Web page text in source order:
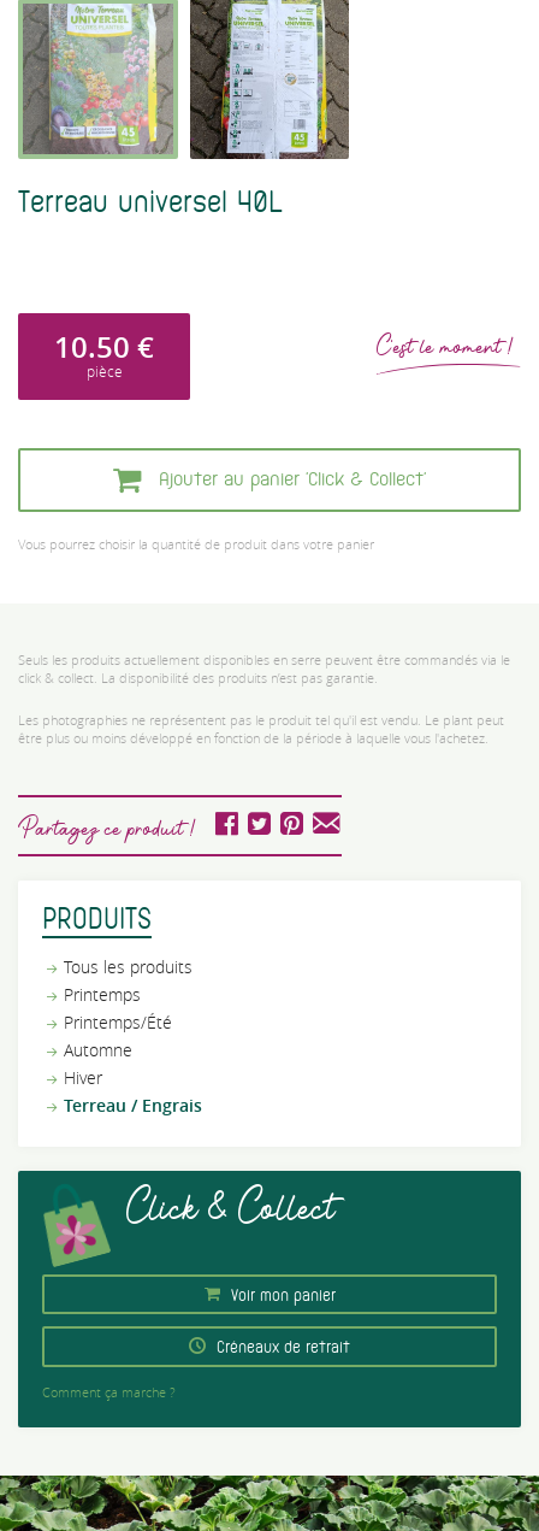
Terreau universel 40L
10.50 €
pièce
C'est le moment !
Ajouter au panier 'Click & Collect'
Vous pourrez choisir la quantité de produit dans votre panier
PRODUITS
Tous les produits
Printemps
Printemps/Été
Automne
Hiver
Terreau / Engrais
Click & Collect
Voir mon panier
Créneaux de retrait
Comment ça marche ?
Seuls les produits actuellement disponibles en serre peuvent être commandés via le
click & collect. La disponibilité des produits n’est pas garantie.
Les photographies ne représentent pas le produit tel qu'il est vendu. Le plant peut
être plus ou moins développé en fonction de la période à laquelle vous l'achetez.
Partagez ce produit !